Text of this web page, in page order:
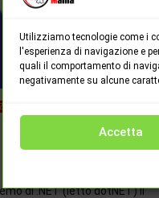
Utilizziamo tecnologie come i
l'esperienza di navigazione e
quali il comportamento di
negativamente su alcune
Accetta
di .NET (letto dotNET) il